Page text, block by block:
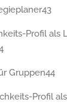
Profil als
Gruppen44
Profil